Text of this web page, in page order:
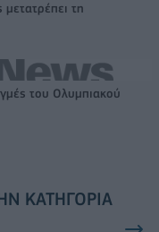
τη
του Ολυμπιακού
ΚΑΤΗΓΟΡΊΑ